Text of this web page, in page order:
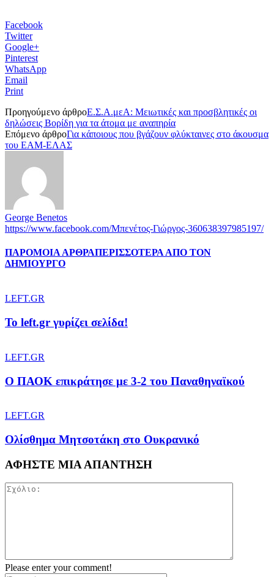
Facebook
Twitter
Google+
Pinterest
WhatsApp
Email
Print
Προηγούμενο άρθροΕ.Σ.Α.μεΑ: Μειωτικές και προσβλητικές οι
δηλώσεις Βορίδη για τα άτομα με αναπηρία
Επόμενο άρθροΓια κάποιους που βγάζουν φλύκταινες στο άκουσμα
του ΕΑΜ-ΕΛΑΣ
George Benetos
https://www.facebook.com/Μπενέτος-Γιώργος-360638397985197/
ΠΑΡΟΜΟΙΑ ΑΡΘΡΑΠΕΡΙΣΣΟΤΕΡΑ ΑΠΟ ΤΟΝ
ΔΗΜΙΟΥΡΓΟ
LEFT.GR
To left.gr γυρίζει σελίδα!
LEFT.GR
Ο ΠΑΟΚ επικράτησε με 3-2 του Παναθηναϊκού
LEFT.GR
Ολίσθημα Μητσοτάκη στο Ουκρανικό
ΑΦΗΣΤΕ ΜΙΑ ΑΠΑΝΤΗΣΗ
Please enter your comment!